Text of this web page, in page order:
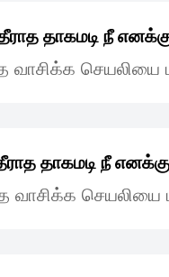
தாகமடி நீ
வாசிக்க செயலியை
தாகமடி நீ
வாசிக்க செயலியை